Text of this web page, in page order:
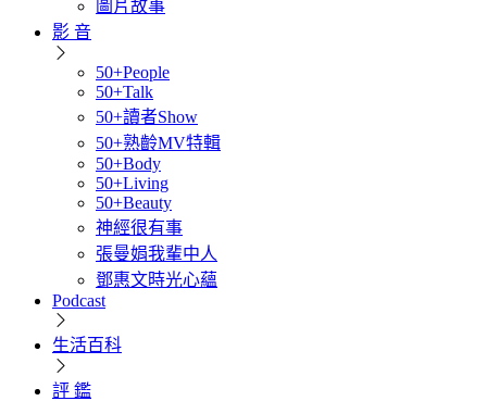
圖片故事
影 音
50+People
50+Talk
50+讀者Show
50+熟齡MV特輯
50+Body
50+Living
50+Beauty
神經很有事
張曼娟我輩中人
鄧惠文時光心蘊
Podcast
生活百科
評 鑑